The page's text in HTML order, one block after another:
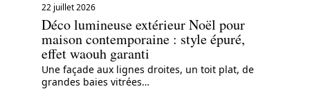
22 juillet 2026
Déco lumineuse extérieur Noël pour
maison contemporaine : style épuré,
effet waouh garanti
Une façade aux lignes droites, un toit plat, de
grandes baies vitrées…